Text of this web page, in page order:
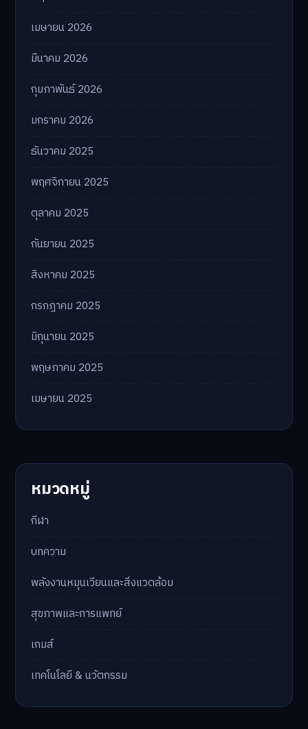
เมษายน 2026
มีนาคม 2026
กุมภาพันธ์ 2026
มกราคม 2026
ธันวาคม 2025
พฤศจิกายน 2025
ตุลาคม 2025
กันยายน 2025
สิงหาคม 2025
กรกฎาคม 2025
มิถุนายน 2025
พฤษภาคม 2025
เมษายน 2025
หมวดหมู่
กีฬา
บทความ
พลังงานหมุนเวียนและสิ่งแวดล้อม
สุขภาพและการแพทย์
เกมส์
เทคโนโลยี & นวัตกรรม